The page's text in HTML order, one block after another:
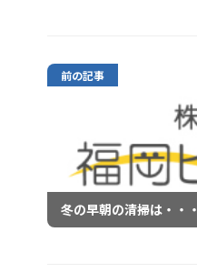
前の記事
冬の早朝の清掃は・・・